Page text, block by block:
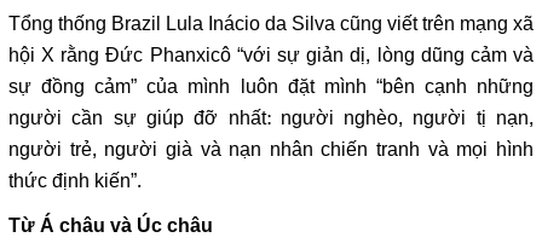
Tổng thống Brazil Lula Inácio da Silva cũng viết trên mạng xã
hội X rằng Đức Phanxicô “với sự giản dị, lòng dũng cảm và
sự đồng cảm” của mình luôn đặt mình “bên cạnh những
người cần sự giúp đỡ nhất: người nghèo, người tị nạn,
người trẻ, người già và nạn nhân chiến tranh và mọi hình
thức định kiến”.
Từ Á châu và Úc châu